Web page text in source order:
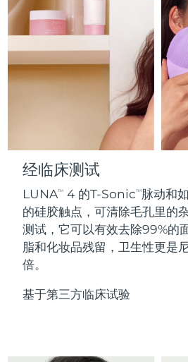
经临床测试
LUNATM 4 的T-SonicTM脉动和
的硅胶触点，可清除毛孔里的
测试，它可以有效去除99%的
脂和化妆品残留，卫生性更是
倍。
基于第三方临床试验
FAQ™护肤品
All FAQ™ skincare
FAQ™产品
All anti-aging
FAQ™护肤品
All FAQ™ skincare
FAQ™产品
All LED treatments
FAQ™产品
All hair treatments
FAQ™
All FAQ™ skincare
FAQ™
All toning
PEACH™ 2
Professional IPL
PEACH™ 2
IPL hair removal
PEACH™ 2 go
Travel-friendly IPL
PEACH™
BEAR™ 2 body
Microcurrent body
LUNA™ 4
Massaging body
Firming body serum
ESPADA™ 2
Recurring acne
ESPADA™ 2
Acne treatment
ESPADA™
眼
BEAR™ 2
Microcurrent line
IRIS™ 2
Rejuvenating eye
眼部护肤
毛孔护理
KIWI™ derma
Diamond
Blackhead remover
LUNA™ 4 hair
2-in-1 LED scalp
LED light hairbrush
牙齿美白
NEW
issa™ Teeth
Dual LED + sonic
issa™ Teeth
更多的
法属波利尼西亚
德国
中国香港特别行政区
匈牙利
冰岛
印度尼西亚
爱尔兰